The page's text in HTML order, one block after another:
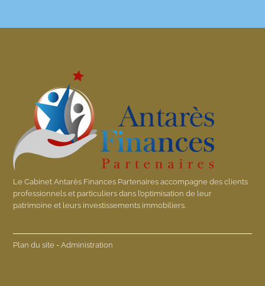
Le Cabinet Antarès Finances Partenaires accompagne des clients
professionnels et particuliers dans l’optimisation de leur
patrimoine et leurs investissements immobiliers.
Plan du site -Administration